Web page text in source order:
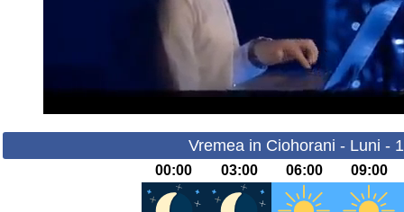
Vremea in Ciohorani - Luni -
00:00 03:00 06:00 09:00